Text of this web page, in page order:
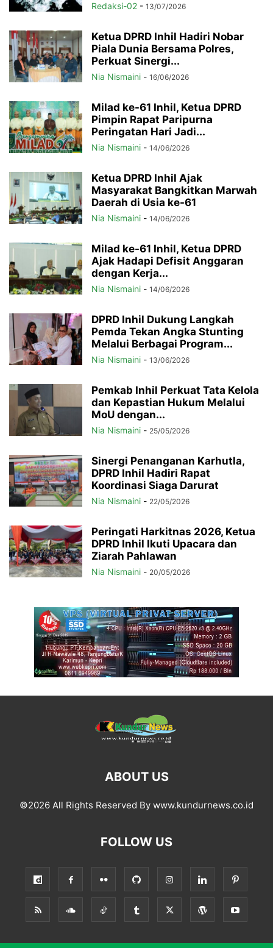
Redaksi-02 - 13/07/2026
Ketua DPRD Inhil Hadiri Nobar
Piala Dunia Bersama Polres,
Perkuat Sinergi...
Nia Nismaini - 16/06/2026
Milad ke-61 Inhil, Ketua DPRD
Pimpin Rapat Paripurna
Peringatan Hari Jadi...
Nia Nismaini - 14/06/2026
Ketua DPRD Inhil Ajak
Masyarakat Bangkitkan Marwah
Daerah di Usia ke-61
Nia Nismaini - 14/06/2026
Milad ke-61 Inhil, Ketua DPRD
Ajak Hadapi Defisit Anggaran
dengan Kerja...
Nia Nismaini - 14/06/2026
DPRD Inhil Dukung Langkah
Pemda Tekan Angka Stunting
Melalui Berbagai Program...
Nia Nismaini - 13/06/2026
Pemkab Inhil Perkuat Tata Kelola
dan Kepastian Hukum Melalui
MoU dengan...
Nia Nismaini - 25/05/2026
Sinergi Penanganan Karhutla,
DPRD Inhil Hadiri Rapat
Koordinasi Siaga Darurat
Nia Nismaini - 22/05/2026
Peringati Harkitnas 2026, Ketua
DPRD Inhil Ikuti Upacara dan
Ziarah Pahlawan
Nia Nismaini - 20/05/2026
ABOUT US
©2026 All Rights Reserved By www.kundurnews.co.id
FOLLOW US